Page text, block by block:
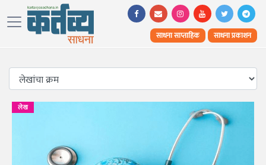
साधना साप्ताहिक साधना प्रकाशन
लेख